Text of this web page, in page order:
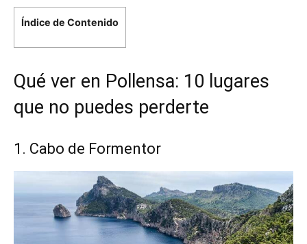
Índice de Contenido
Qué ver en Pollensa: 10 lugares
que no puedes perderte
1. Cabo de Formentor